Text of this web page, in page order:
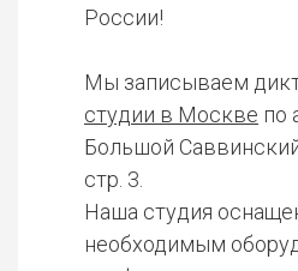
России!
Мы записываем
студии в Москве по
Большой
стр. 3.
Наша студия
необходимым